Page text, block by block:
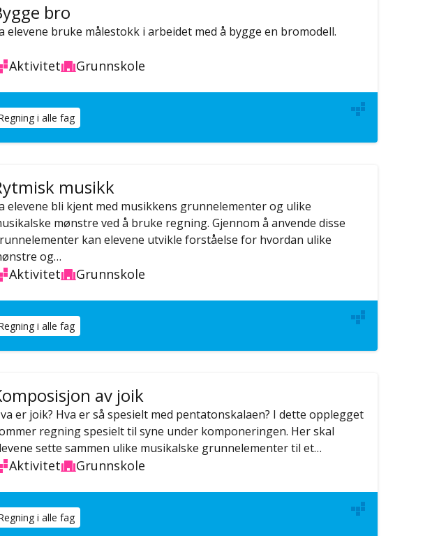
bro
elevene bruke målestokk i arbeidet med å bygge en bromodell.
Aktivitet Grunnskole
i alle fag
musikk
elevene bli kjent med musikkens grunnelementer og ulike
mønstre ved å bruke regning. Gjennom å anvende disse
kan elevene utvikle forståelse for hvordan ulike
og…
Aktivitet Grunnskole
i alle fag
av joik
er joik? Hva er så spesielt med pentatonskalaen? I dette opplegget
regning spesielt til syne under komponeringen. Her skal
sette sammen ulike musikalske grunnelementer til et…
Aktivitet Grunnskole
i alle fag